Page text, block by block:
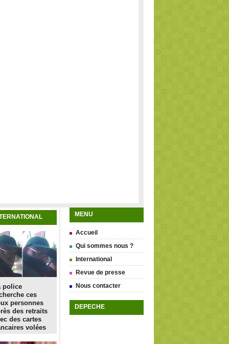
police
ces
personnes
des retraits
des cartes
volées
MENU
Accueil
Qui sommes nous ?
International
Revue de presse
Nous contacter
DEPECHE